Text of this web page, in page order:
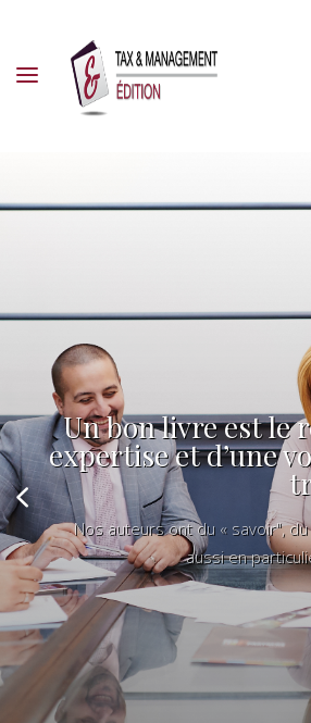
Un bon livre est le
expertise et d’une
Nos auteurs ont du « savoir",
aussi en